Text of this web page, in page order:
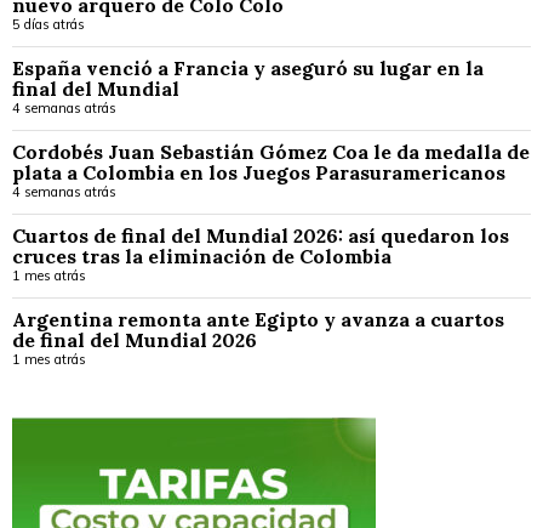
5 días atrás
España venció a Francia y aseguró su lugar en la
final del Mundial
4 semanas atrás
Cordobés Juan Sebastián Gómez Coa le da medalla de
plata a Colombia en los Juegos Parasuramericanos
4 semanas atrás
Cuartos de final del Mundial 2026: así quedaron los
cruces tras la eliminación de Colombia
1 mes atrás
Argentina remonta ante Egipto y avanza a cuartos
de final del Mundial 2026
1 mes atrás